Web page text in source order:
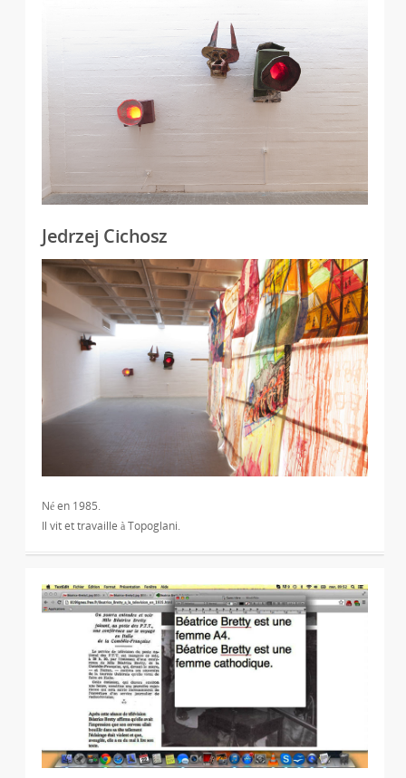
Jedrzej Cichosz
Né en 1985.
Il vit et travaille à Topoglani.